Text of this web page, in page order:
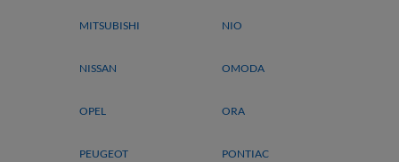
MITSUBISHI NIO
NISSAN OMODA
OPEL ORA
PEUGEOT PONTIAC